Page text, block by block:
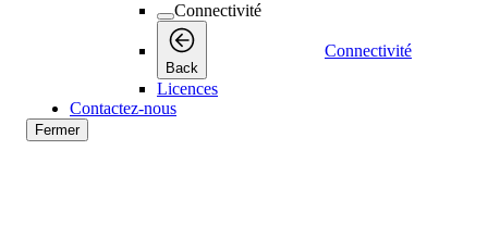
Connectivité
Back
Connectivité
Licences
Contactez-nous
Fermer